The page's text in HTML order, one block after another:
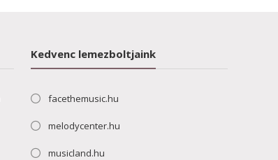
Kedvenc lemezboltjaink
facethemusic.hu
melodycenter.hu
musicland.hu